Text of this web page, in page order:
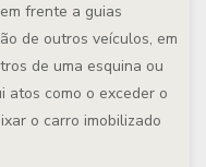
frente a guias
de outros veículos, em
de uma esquina ou
atos como o exceder o
o carro imobilizado